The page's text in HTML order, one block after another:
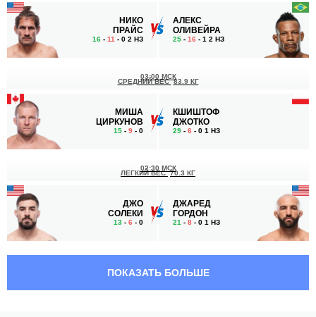
НИКО
ПРАЙС
16 - 11 - 0 2 НЗ
АЛЕКС
ОЛИВЕЙРА
25 - 16 - 1 2 НЗ
МИША
ЦИРКУНОВ
15 - 9 - 0
03:00 МСК
СРЕДНИЙ ВЕС 83.9 КГ
КШИШТОФ
ДЖОТКО
29 - 6 - 0 1 НЗ
ДЖО
СОЛЕКИ
13 - 6 - 0
02:30 МСК
ЛЕГКИЙ ВЕС 70.3 КГ
ДЖАРЕД
ГОРДОН
21 - 8 - 0 1 НЗ
ПОКАЗАТЬ БОЛЬШЕ